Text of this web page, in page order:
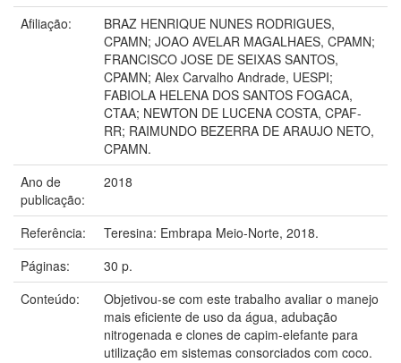
Afiliação:
BRAZ HENRIQUE NUNES RODRIGUES,
CPAMN; JOAO AVELAR MAGALHAES, CPAMN;
FRANCISCO JOSE DE SEIXAS SANTOS,
CPAMN; Alex Carvalho Andrade, UESPI;
FABIOLA HELENA DOS SANTOS FOGACA,
CTAA; NEWTON DE LUCENA COSTA, CPAF-
RR; RAIMUNDO BEZERRA DE ARAUJO NETO,
CPAMN.
Ano de
publicação:
2018
Referência:
Teresina: Embrapa Meio-Norte, 2018.
Páginas:
30 p.
Conteúdo:
Objetivou-se com este trabalho avaliar o manejo
mais eficiente de uso da água, adubação
nitrogenada e clones de capim-elefante para
utilização em sistemas consorciados com coco.